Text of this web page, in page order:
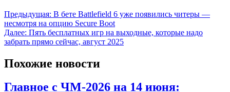
Предыдущая: В бете Battlefield 6 уже появились читеры —
несмотря на опцию Secure Boot
Далее: Пять бесплатных игр на выходные, которые надо
забрать прямо сейчас, август 2025
Похожие новости
Главное с ЧМ-2026 на 14 июня: